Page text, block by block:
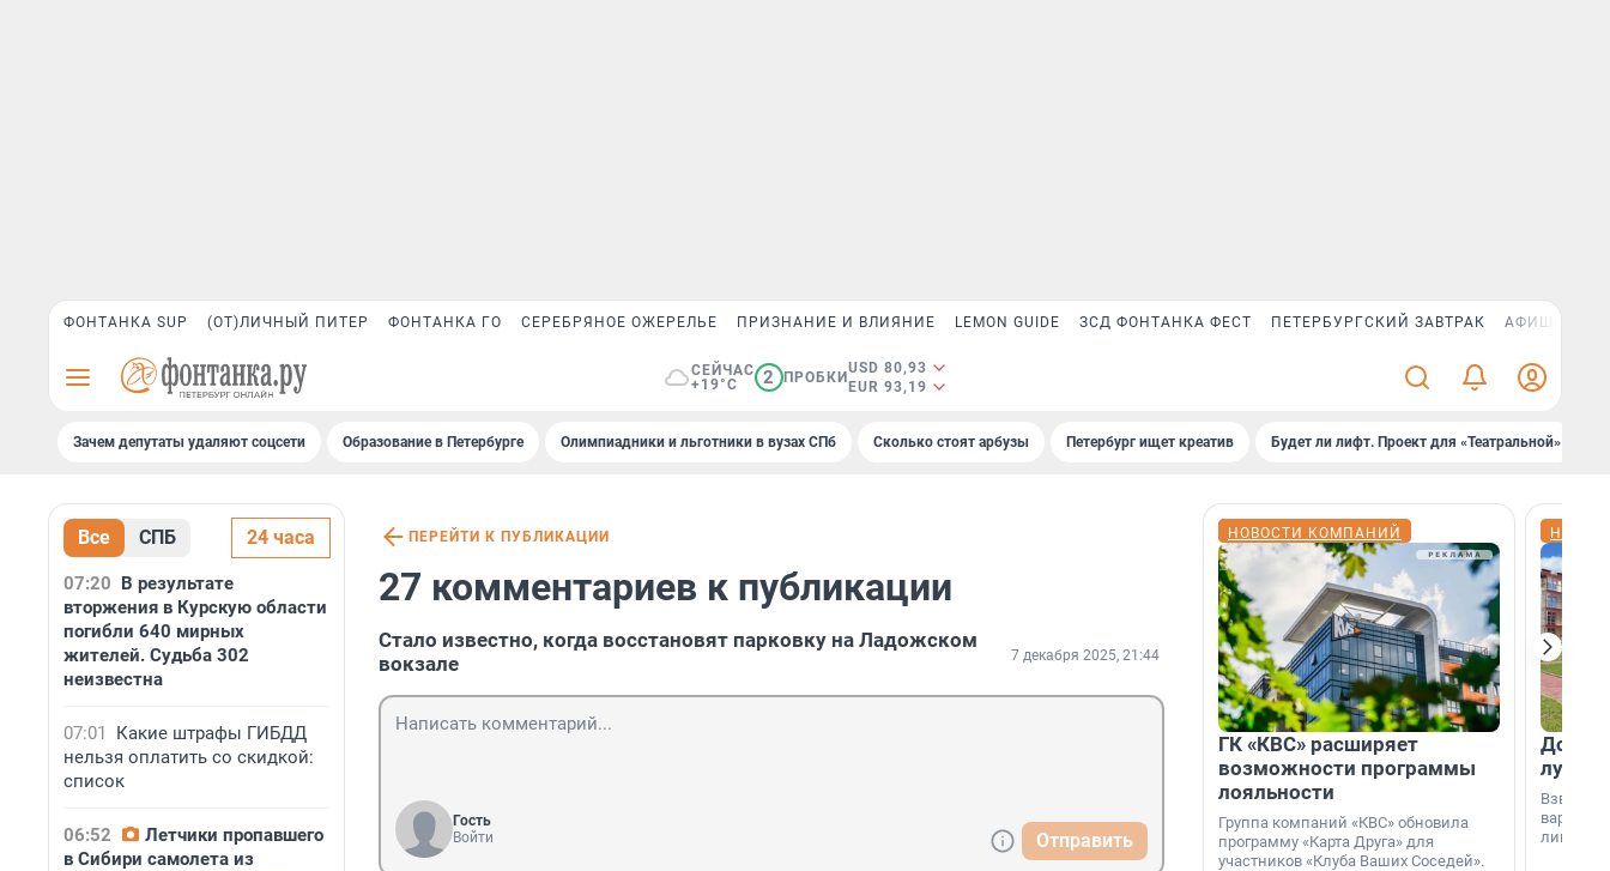
ФОНТАНКА SUP (ОТ)ЛИЧНЫЙ ПИТЕР ФОНТАНКА ГО СЕРЕБРЯНОЕ ОЖЕРЕЛЬЕ ПРИЗНАНИЕ И ВЛИЯНИЕ LEMON GUIDE ЗСД ФОНТАНКА ФЕСТ ПЕТЕРБУРГСКИЙ ЗАВТРАК АФИША PLUS
СЕЙЧАС
+19°C
2 ПРОБКИ
USD 80,93
EUR 93,19
Зачем депутаты удаляют соцсети Образование в Петербурге Олимпиадники и льготники в вузах СПб Сколько стоят арбузы Петербург ищет креатив Будет ли лифт. Проект для «Театральной»
Все СПБ 24 часа
07:20 В результате
вторжения в Курскую области
погибли 640 мирных
жителей. Судьба 302
неизвестна
07:01
Какие штрафы ГИБДД
нельзя оплатить со скидкой:
список
06:52
Летчики пропавшего
в Сибири самолета из
ПЕРЕЙТИ К ПУБЛИКАЦИИ
27 комментариев к публикации
Стало известно, когда восстановят парковку на Ладожском
вокзале
7 декабря 2025, 21:44
Гость
Войти
Отправить
НОВОСТИ КОМПАНИЙ
ГК «КВС» расширяет
возможности программы
лояльности
Группа компаний «КВС» обновила
программу «Карта Друга» для
участников «Клуба Ваших Соседей».
Дом
лучше
лишнего